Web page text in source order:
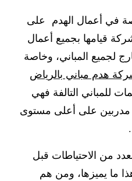
في أعمال الهدم على
قيامها بجميع أعمال
لجميع المباني، وخاصة
هدم مباني بالرياض
للمباني التالفة فهي
مدربين على أعلى مستوى
.
من الاحتياطات قبل
ما يميزها، ومن هم